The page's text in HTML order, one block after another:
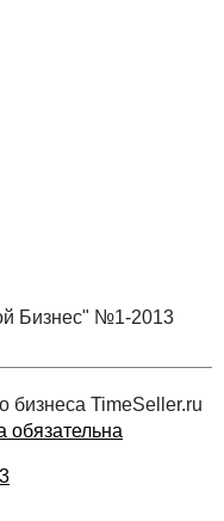
Бизнес" №1-2013
бизнеса TimeSeller.ru
обязательна